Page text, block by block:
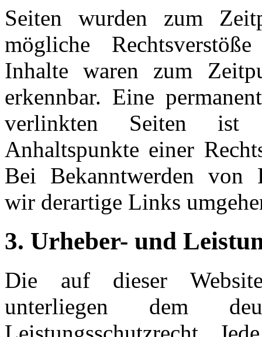
Seiten wurden zum
mögliche
Inhalte waren zum
erkennbar. Eine
verlinkten Seiten ist
Anhaltspunkte einer
Bei Bekanntwerden von
wir derartige Links
3. Urheber- und
Die auf dieser
unterliegen dem